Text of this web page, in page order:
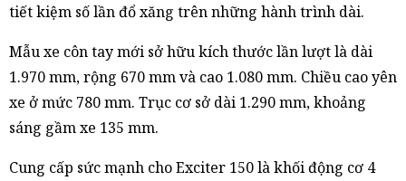
tiết kiệm số lần đổ xăng trên những hành trình dài.
Mẫu xe côn tay mới sở hữu kích thước lần lượt là dài
1.970 mm, rộng 670 mm và cao 1.080 mm. Chiều cao yên
xe ở mức 780 mm. Trục cơ sở dài 1.290 mm, khoảng
sáng gầm xe 135 mm.
Cung cấp sức mạnh cho Exciter 150 là khối động cơ 4